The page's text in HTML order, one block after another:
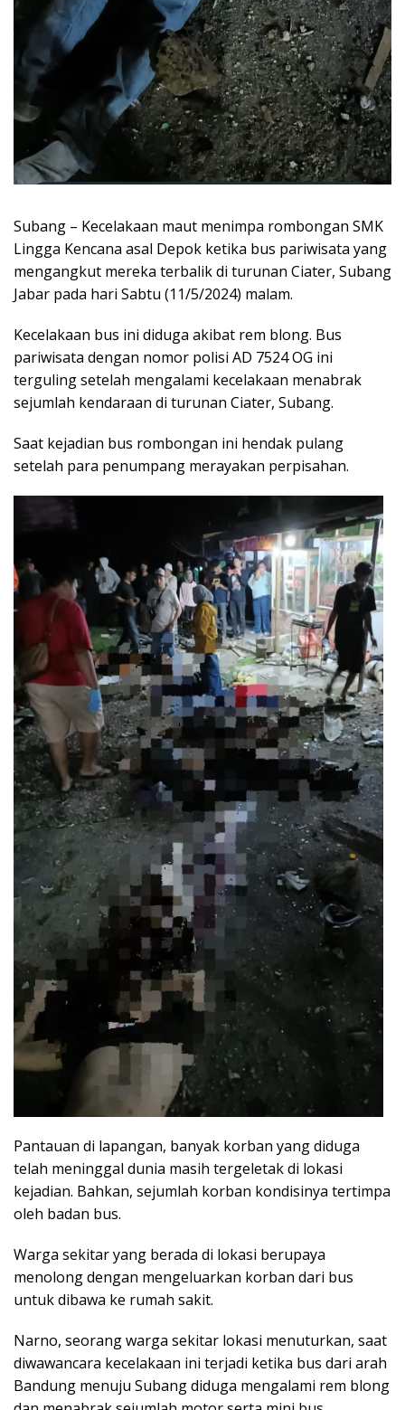
Subang – Kecelakaan maut menimpa rombongan SMK
Lingga Kencana asal Depok ketika bus pariwisata yang
mengangkut mereka terbalik di turunan Ciater, Subang
Jabar pada hari Sabtu (11/5/2024) malam.
Kecelakaan bus ini diduga akibat rem blong. Bus
pariwisata dengan nomor polisi AD 7524 OG ini
terguling setelah mengalami kecelakaan menabrak
sejumlah kendaraan di turunan Ciater, Subang.
Saat kejadian bus rombongan ini hendak pulang
setelah para penumpang merayakan perpisahan.
Pantauan di lapangan, banyak korban yang diduga
telah meninggal dunia masih tergeletak di lokasi
kejadian. Bahkan, sejumlah korban kondisinya tertimpa
oleh badan bus.
Warga sekitar yang berada di lokasi berupaya
menolong dengan mengeluarkan korban dari bus
untuk dibawa ke rumah sakit.
Narno, seorang warga sekitar lokasi menuturkan, saat
diwawancara kecelakaan ini terjadi ketika bus dari arah
Bandung menuju Subang diduga mengalami rem blong